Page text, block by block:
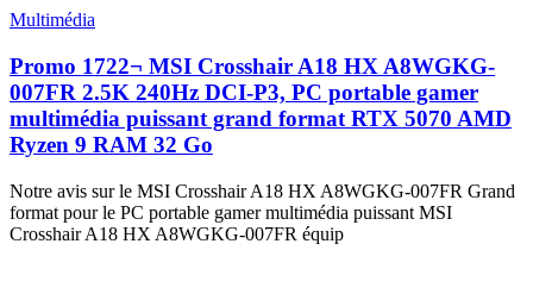
Multimédia
Promo 1722¬ MSI Crosshair A18 HX A8WGKG-
007FR 2.5K 240Hz DCI-P3, PC portable gamer
multimédia puissant grand format RTX 5070 AMD
Ryzen 9 RAM 32 Go
Notre avis sur le MSI Crosshair A18 HX A8WGKG-007FR Grand
format pour le PC portable gamer multimédia puissant MSI
Crosshair A18 HX A8WGKG-007FR équip